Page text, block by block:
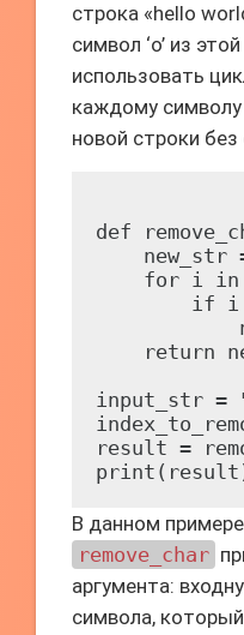
строка «hello
символ ‘o’ из
использовать
каждому символу
новой строки без
def
new_str
for i in
if i
return
input_str =
result =
В данном
remove_char
аргумента:
символа,